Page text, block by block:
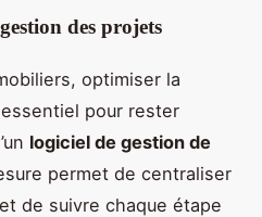
des projets
optimiser la
pour rester
logiciel de gestion de
permet de centraliser
de suivre chaque étape